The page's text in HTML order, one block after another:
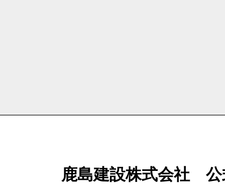
鹿島建設株式会社